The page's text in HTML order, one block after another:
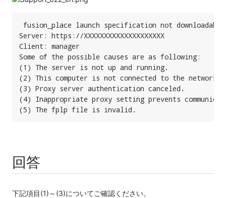
fusion_place launch specification not
Server: https://XXXXXXXXXXXXXXXXXXXX
Client: manager
Some of the possible causes are as following:
(1) The server is not up and running.
(2) This computer is not connected to the network.
(3) Proxy server authentication canceled.
(4) Inappropriate proxy setting prevents
(5) The fplp file is invalid.
回答
下記項目(1)～(3)についてご確認ください。